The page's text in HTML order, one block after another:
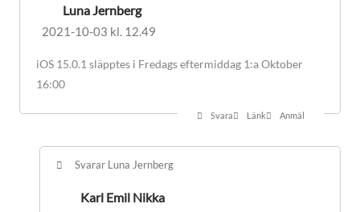
Luna Jernberg
2021-10-03 kl. 12.49
iOS 15.0.1 släpptes i Fredags eftermiddag 1:a Oktober
16:00
Svara Länk Anmäl
Svarar Luna Jernberg
Karl Emil Nikka